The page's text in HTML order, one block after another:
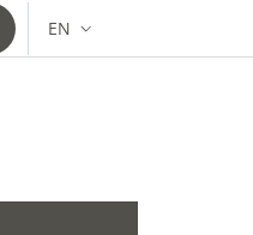
LANGUAGE SWITCHER:
EN